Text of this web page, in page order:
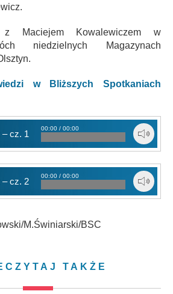
z Maciejem Kowalewiczem w
niedzielnych Magazynach
w Bliższych Spotkaniach
– cz. 1
00:00 / 00:00
– cz. 2
00:00 / 00:00
M.Świniarski/BSC
TAKŻE